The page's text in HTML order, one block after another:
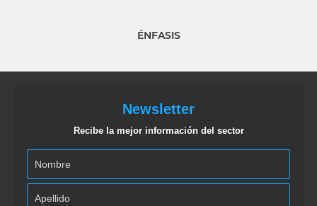
ÉNFASIS
Newsletter
Recibe la mejor información del sector